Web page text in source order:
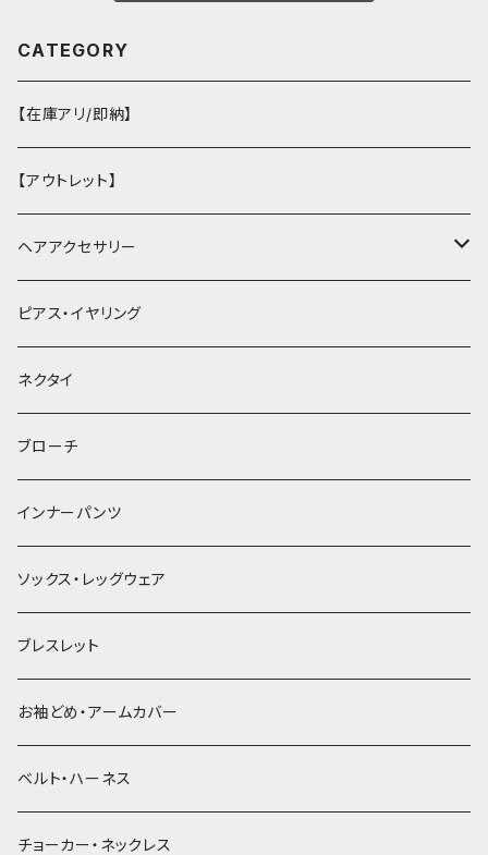
CATEGORY
【在庫アリ/即納】
【アウトレット】
ヘアアクセサリー
ヘアクリップ
ヘッドドレス・カチューシャ
ヘアゴム
簪
ピアス・イヤリング
ネクタイ
ブローチ
インナーパンツ
ソックス・レッグウェア
ブレスレット
お袖どめ・アームカバー
ベルト・ハーネス
チョーカー・ネックレス